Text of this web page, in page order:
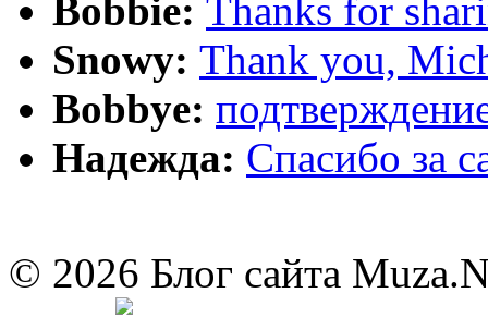
Bobbie: Thanks for
Snowy: Thank you,
Bobbye:
Надежда: Cпасибо за
© 2026 Блог сайта